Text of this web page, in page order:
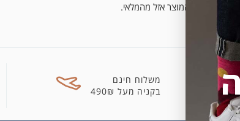
המוצר אזל מהמלאי.
משלוח חינם
בקניה מעל 490₪